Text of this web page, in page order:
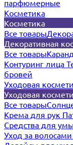
парфюмерные
Косметика
Косметика
Все товары
Декоративная
Все товары
Контуринг лица
бровей
Уходовая
Уходовая
Все товары
Крема для рук
Средства для
Уход за волосами